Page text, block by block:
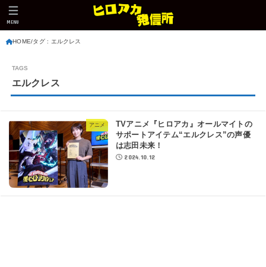
MENU
HOME タグ : エルクレス
エルクレス
アニメ
TVアニメ『ヒロアカ』オールマイトの
サポートアイテム“エルクレス”の声優
は志田未来！
2024.10.12